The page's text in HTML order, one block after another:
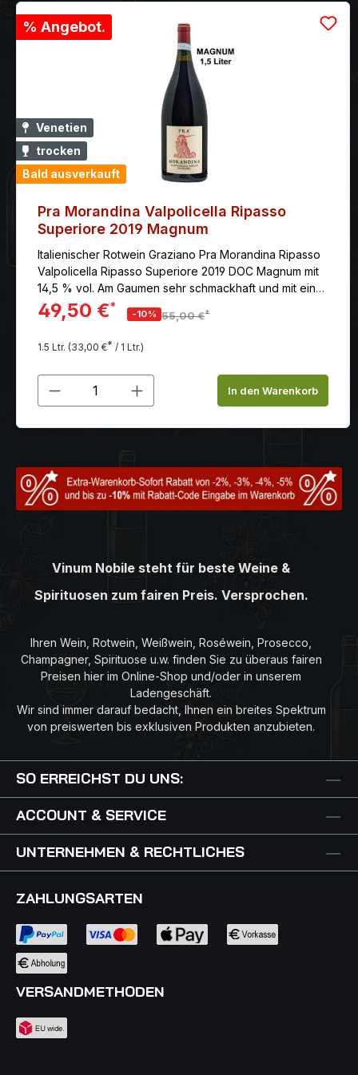
% Angebot.
Venetien
trocken
Bald ausverkauft
Pra Morandina Valpolicella Ripasso
Superiore 2019 Magnum
Italienischer Rotwein Graziano Pra Morandina Ripasso
Valpolicella Ripasso Superiore 2019 DOC Magnum mit
14,5 % vol. Am Gaumen sehr schmackhaft und mit einer
schönen Frische ausgestattet. Man findet hier Noten
von Kirschen, Pflaumenmarmelade und Rhabarber
49,50 €*
-10% 55,00 €*
1.5 Ltr. (33,00 €* / 1 Ltr.)
Produkt Anzahl: Gib denIn den Warenkorb
Vinum Nobile steht für beste Weine &
Spirituosen zum fairen Preis. Versprochen.
Ihren Wein, Rotwein, Weißwein, Roséwein, Prosecco,
Champagner, Spirituose u.w. finden Sie zu überaus fairen
Preisen hier im Online-Shop und/oder in unserem
Ladengeschäft.
Wir sind immer darauf bedacht, Ihnen ein breites Spektrum
von preiswerten bis exklusiven Produkten anzubieten.
SO ERREICHST DU UNS:
ACCOUNT & SERVICE
UNTERNEHMEN & RECHTLICHES
ZAHLUNGSARTEN
VERSANDMETHODEN